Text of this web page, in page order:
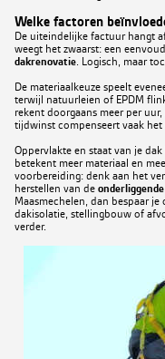
Welke factoren
De uiteindelijke factuur hangt
weegt het zwaarst: een
dakrenovatie. Logisch, maar
De materiaalkeuze speelt
terwijl natuurleien of EPDM
rekent doorgaans meer per
tijdwinst compenseert vaak het
Oppervlakte en staat van je
betekent meer materiaal en
voorbereiding: denk aan het
herstellen van de
Maasmechelen, dan bespaar
dakisolatie, stellingbouw of
verder.